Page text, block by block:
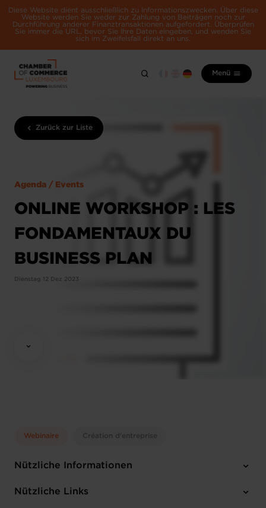
Diese Website dient ausschließlich zu Informationszwecken. Über diese
Website werden Sie weder zur Zahlung von Beiträgen noch zur
Durchführung anderer Finanztransaktionen aufgefordert. Überprüfen
Sie immer die URL, bevor Sie Ihre Daten eingeben, und wenden Sie
sich im Zweifelsfall direkt an uns.
Menü
Zurück zur Liste
Agenda / Events
ONLINE WORKSHOP : LES
FONDAMENTAUX DU
BUSINESS PLAN
Dienstag 12 Dez 2023
Webinaire Création d'entreprise
Nützliche Informationen
Dienstag 12 Dez 2023
Nützliche Links